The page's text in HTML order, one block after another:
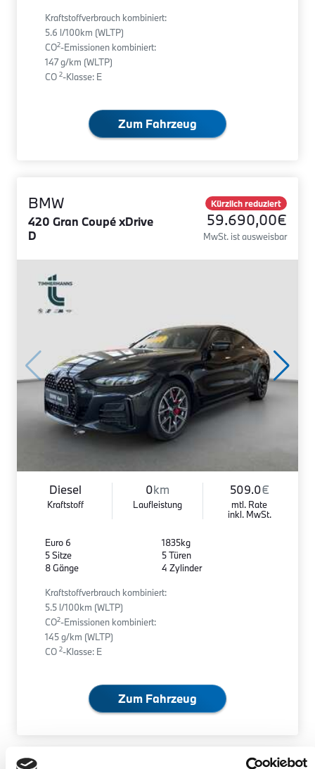
Kraftstoffverbrauch kombiniert:
5.6 l/100km (WLTP)
CO2-Emissionen kombiniert:
147 g/km (WLTP)
CO 2-Klasse: E
Zum Fahrzeug
BMW
420 Gran Coupé xDrive
D
Kürzlich reduziert
59.690,00€
MwSt. ist ausweisbar
Diesel
Kraftstoff
0km
Laufleistung
509.0€
mtl. Rate
inkl. MwSt.
Euro 6
5 Sitze
8 Gänge
1835kg
5 Türen
4 Zylinder
Kraftstoffverbrauch kombiniert:
5.5 l/100km (WLTP)
CO2-Emissionen kombiniert:
145 g/km (WLTP)
CO 2-Klasse: E
Zum Fahrzeug